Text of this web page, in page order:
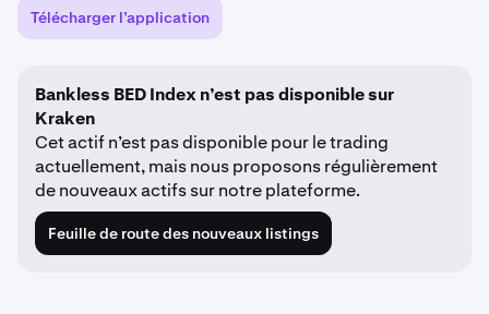
Télécharger l’application
Bankless BED Index n’est pas disponible sur
Kraken
Cet actif n’est pas disponible pour le trading
actuellement, mais nous proposons régulièrement
de nouveaux actifs sur notre plateforme.
Feuille de route des nouveaux listings